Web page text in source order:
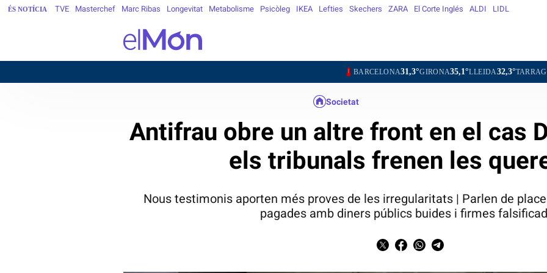
ÉS NOTÍCIA TVE Masterchef Marc Ribas Longevitat Metabolisme Psicòleg IKEA Lefties Skechers ZARA El Corte Inglés ALDI LIDL
BARCELONA31,3°GIRONA35,1°LLEIDA32,3°TARRAGONA30,1°
Societat
Antifrau obre un altre front en el cas
els tribunals frenen les
Nous testimonis aporten més proves de les irregularitats | Parlen de
pagades amb diners públics buides i firmes